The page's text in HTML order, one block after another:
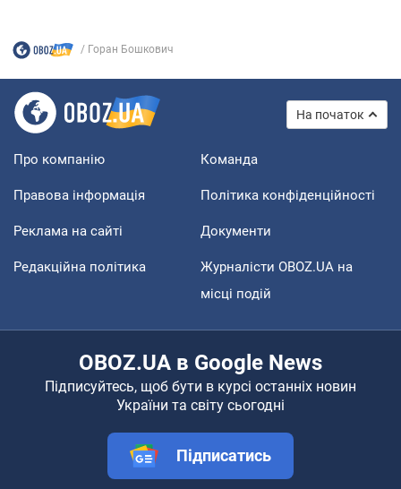
Горан Бошкович
На початок
Про компанію Команда
Правова інформація Політика конфіденційності
Реклама на сайті Документи
Редакційна політика
Журналісти OBOZ.UA на
місці подій
OBOZ.UA в Google News
Підписуйтесь, щоб бути в курсі останніх новин
України та світу сьогодні
Підписатись